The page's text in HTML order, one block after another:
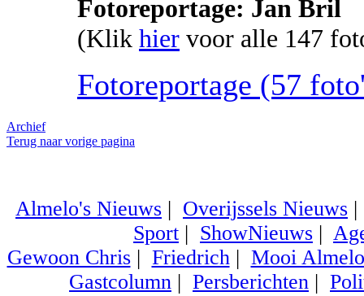
Fotoreportage: Jan Bril
(Klik hier voor alle 147
Fotoreportage (57
Archief
Terug naar vorige pagina
Almelo's Nieuws | Overijssels Nieuws
Sport | ShowNieuws |
Gewoon Chris| Friedrich| Mooi Almelo
Gastcolumn | Persberichten |